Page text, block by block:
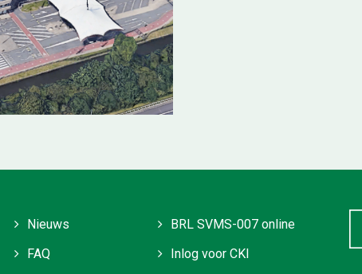
Nieuws
FAQ
BRL SVMS-007 online
Inlog voor CKI